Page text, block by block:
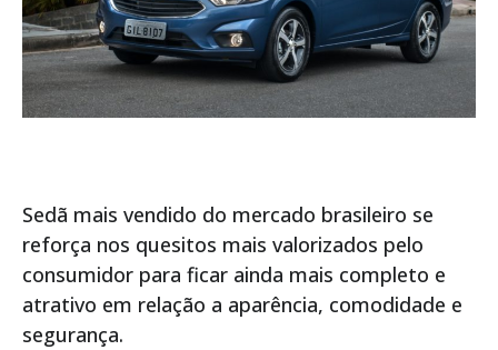
Sedã mais vendido do mercado brasileiro se
reforça nos quesitos mais valorizados pelo
consumidor para ficar ainda mais completo e
atrativo em relação a aparência, comodidade e
segurança.